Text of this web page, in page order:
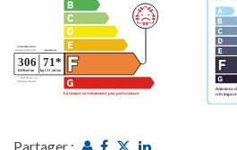
Partager :